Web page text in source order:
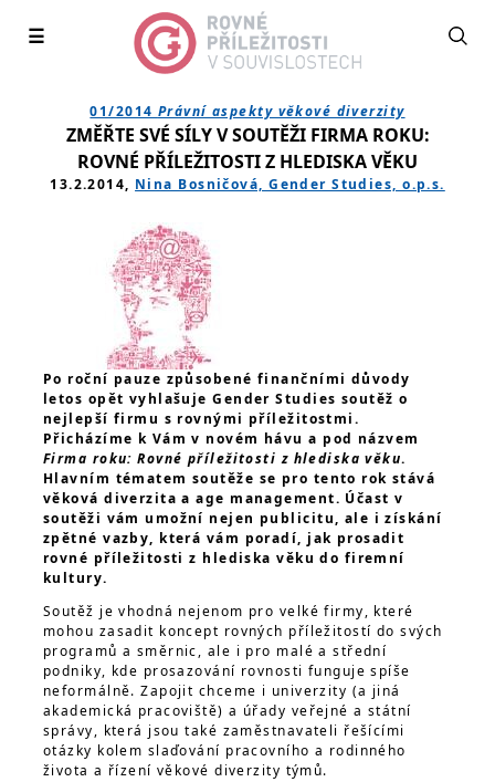
☰
01/2014 Právní aspekty věkové diverzity
ZMĚŘTE SVÉ SÍLY V SOUTĚŽI FIRMA ROKU:
ROVNÉ PŘÍLEŽITOSTI Z HLEDISKA VĚKU
13.2.2014, Nina Bosničová, Gender Studies, o.p.s.
Po roční pauze způsobené finančními důvody
letos opět vyhlašuje Gender Studies soutěž o
nejlepší firmu s rovnými příležitostmi.
Přicházíme k Vám v novém hávu a pod názvem
Firma roku: Rovné příležitosti z hlediska věku.
Hlavním tématem soutěže se pro tento rok stává
věková diverzita a age management. Účast v
soutěži vám umožní nejen publicitu, ale i získání
zpětné vazby, která vám poradí, jak prosadit
rovné příležitosti z hlediska věku do firemní
kultury.
Soutěž je vhodná nejenom pro velké firmy, které
mohou zasadit koncept rovných příležitostí do svých
programů a směrnic, ale i pro malé a střední
podniky, kde prosazování rovnosti funguje spíše
neformálně. Zapojit chceme i univerzity (a jiná
akademická pracoviště) a úřady veřejné a státní
správy, která jsou také zaměstnavateli řešícími
otázky kolem slaďování pracovního a rodinného
života a řízení věkové diverzity týmů.